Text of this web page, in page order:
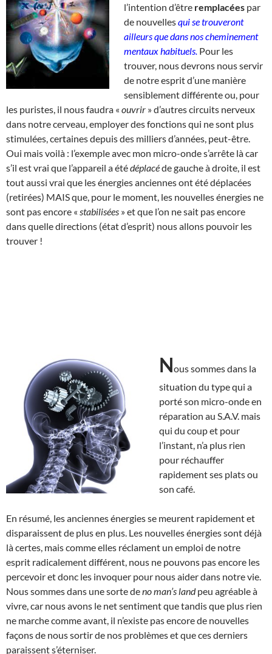
l’intention d’être remplacées par
de nouvellesqui se trouveront
ailleurs que dans nos cheminement
mentaux habituels. Pour les
trouver, nous devrons nous servir
de notre esprit d’une manière
sensiblement différente ou, pour
les puristes, il nous faudra « ouvrir » d’autres circuits nerveux
dans notre cerveau, employer des fonctions qui ne sont plus
stimulées, certaines depuis des milliers d’années, peut-être.
Oui mais voilà : l’exemple avec mon micro-onde s’arrête là car
s’il est vrai que l’appareil a étédéplacéde gauche à droite, il est
tout aussi vrai que les énergies anciennes ont été déplacées
(retirées) MAIS que, pour le moment, les nouvelles énergies ne
sont pas encore « stabilisées » et que l’on ne sait pas encore
dans quelle directions (état d’esprit) nous allons pouvoir les
trouver !
Nous sommes dans la
situation du type qui a
porté son micro-onde en
réparation au S.A.V. mais
qui du coup et pour
l’instant, n’a plus rien
pour réchauffer
rapidement ses plats ou
son café.
En résumé, les anciennes énergies se meurent rapidement et
disparaissent de plus en plus. Les nouvelles énergies sont déjà
là certes, mais comme elles réclament un emploi de notre
esprit radicalement différent, nous ne pouvons pas encore les
percevoir et donc les invoquer pour nous aider dans notre vie.
Nous sommes dans une sorte deno man’s landpeu agréable à
vivre, car nous avons le net sentiment que tandis que plus rien
ne marche comme avant, il n’existe pas encore de nouvelles
façons de nous sortir de nos problèmes et que ces derniers
paraissent s’éterniser.